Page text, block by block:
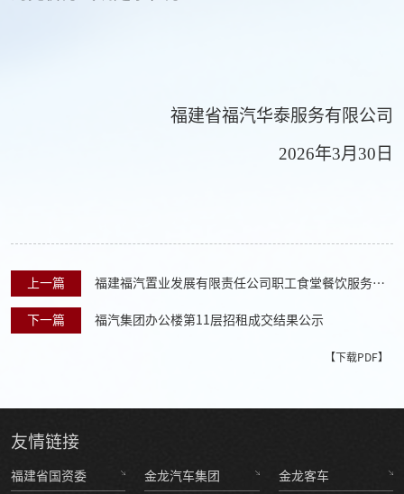
福建省福汽华泰服务有限公司
2026年3月 30 日
上一篇 福建福汽置业发展有限责任公司职工食堂餐饮服务外
包项目招标公告
下一篇
福汽集团办公楼第11层招租成交结果公示
【下载PDF】
友情链接
福建省国资委 金龙汽车集团 金龙客车